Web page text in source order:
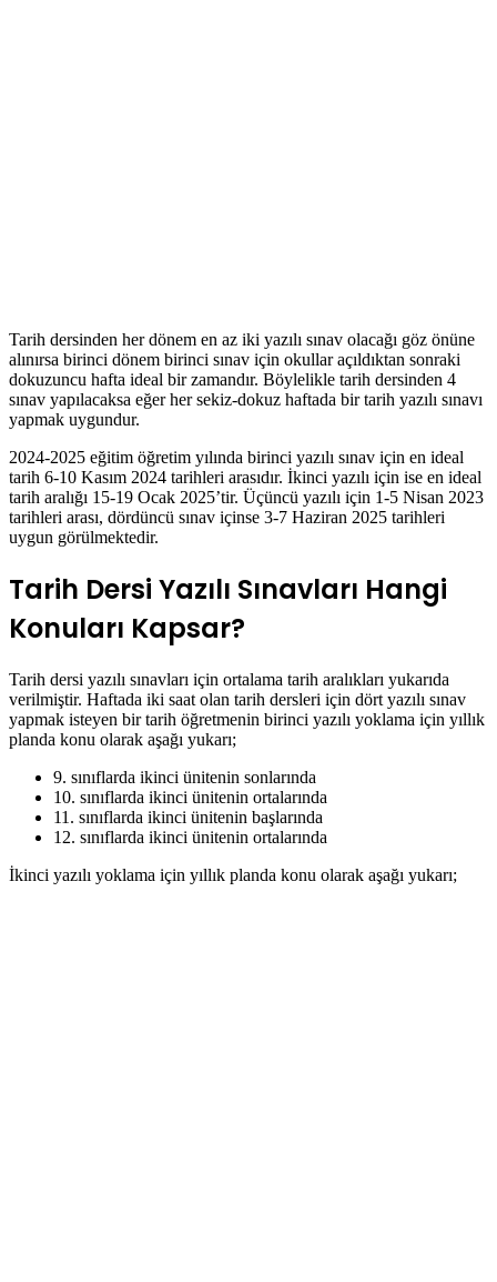
Tarih dersinden her dönem en az iki yazılı sınav olacağı göz önüne
alınırsa birinci dönem birinci sınav için okullar açıldıktan sonraki
dokuzuncu hafta ideal bir zamandır. Böylelikle tarih dersinden 4
sınav yapılacaksa eğer her sekiz-dokuz haftada bir tarih yazılı sınavı
yapmak uygundur.
2024-2025 eğitim öğretim yılında birinci yazılı sınav için en ideal
tarih 6-10 Kasım 2024 tarihleri arasıdır. İkinci yazılı için ise en ideal
tarih aralığı 15-19 Ocak 2025’tir. Üçüncü yazılı için 1-5 Nisan 2023
tarihleri arası, dördüncü sınav içinse 3-7 Haziran 2025 tarihleri
uygun görülmektedir.
Tarih Dersi Yazılı Sınavları Hangi
Konuları Kapsar?
Tarih dersi yazılı sınavları için ortalama tarih aralıkları yukarıda
verilmiştir. Haftada iki saat olan tarih dersleri için dört yazılı sınav
yapmak isteyen bir tarih öğretmenin birinci yazılı yoklama için yıllık
planda konu olarak aşağı yukarı;
9. sınıflarda ikinci ünitenin sonlarında
10. sınıflarda ikinci ünitenin ortalarında
11. sınıflarda ikinci ünitenin başlarında
12. sınıflarda ikinci ünitenin ortalarında
İkinci yazılı yoklama için yıllık planda konu olarak aşağı yukarı;